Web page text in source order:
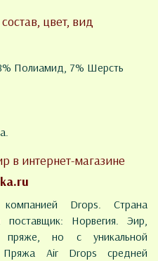
цвет, вид
Полиамид, 7% Шерсть
в интернет-магазине
Drops. Страна
поставщик: Норвегия. Эир,
пряже, но с уникальной
Пряжа Air Drops средней